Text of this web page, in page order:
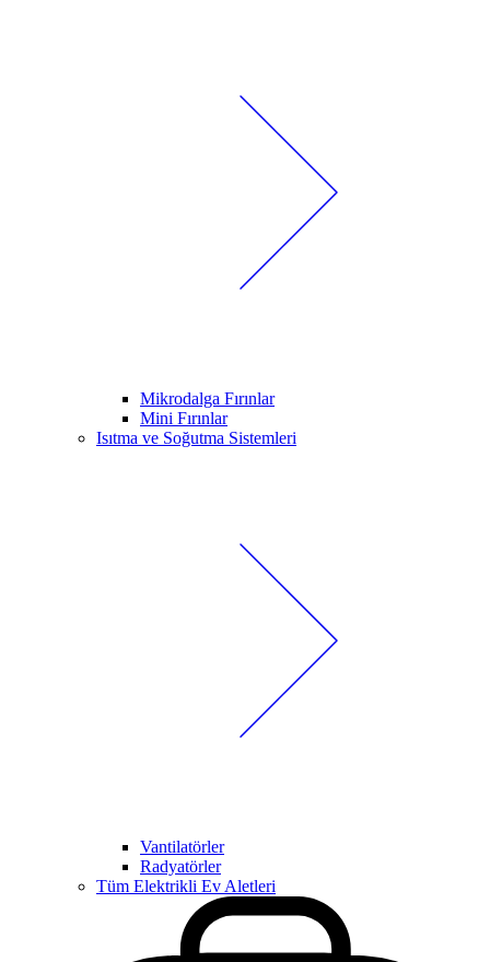
Mikrodalga Fırınlar
Mini Fırınlar
Isıtma ve Soğutma Sistemleri
Vantilatörler
Radyatörler
Tüm Elektrikli Ev Aletleri